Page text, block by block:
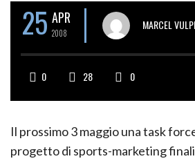
25 APR
2008
MARCEL
0 28 0
Il prossimo 3 maggio una task
progetto di sports-marketing